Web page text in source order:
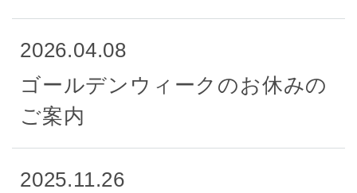
2026.04.08
ゴールデンウィークのお休みの
ご案内
2025.11.26